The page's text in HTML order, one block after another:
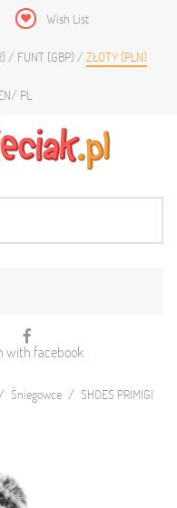
Wish List
FUNT (GBP) ZŁOTY (PLN)
PL
with facebook
Śniegowce
SHOES PRIMIGI